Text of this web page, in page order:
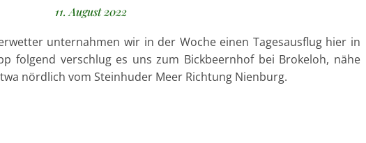
11. August 2022
unternahmen wir in der Woche einen Tagesausflug hier in
folgend verschlug es uns zum Bickbeernhof bei Brokeloh, nähe
nördlich vom Steinhuder Meer Richtung Nienburg.